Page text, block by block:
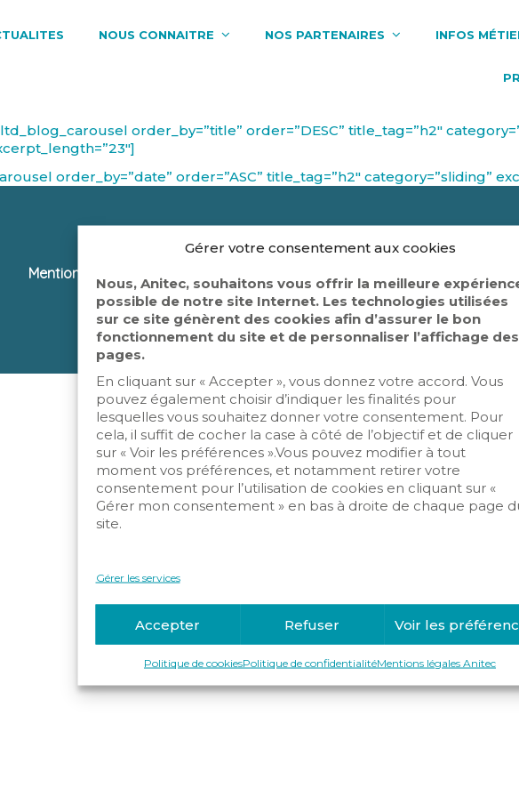
Gérer votre consentement aux cookies
Nous, Anitec, souhaitons vous offrir la meilleure
possible de notre site Internet. Les technologies utilisées
sur ce site génèrent des cookies afin d’assurer le bon
fonctionnement du site et de personnaliser l’affichage des
pages.
En cliquant sur « Accepter », vous donnez votre accord. Vous
pouvez également choisir d’indiquer les finalités pour
lesquelles vous souhaitez donner votre consentement. Pour
cela, il suffit de cocher la case à côté de l’objectif et de cliquer
sur « Voir les préférences ».Vous pouvez modifier à tout
moment vos préférences, et notamment retirer votre
consentement pour l’utilisation de cookies en cliquant sur «
Gérer mon consentement » en bas à droite de chaque page
site.
Gérer les services
Accepter Refuser Voir les
Politique de cookiesPolitique de confidentialitéMentions légales Anitec
NOUS CONNAITRE NOS PARTENAIRES INFOS
order_by=”title” order=”DESC” title_tag=”h2″
order_by=”date” order=”ASC” title_tag=”h2″ category=”sliding”
Mentions légales Anitec Politique de confidentialité
Copyright © 2019-2025 Anitec